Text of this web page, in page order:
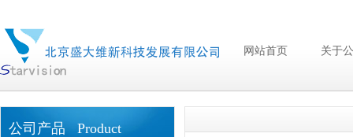
网站首页 关于
公司产品 Product